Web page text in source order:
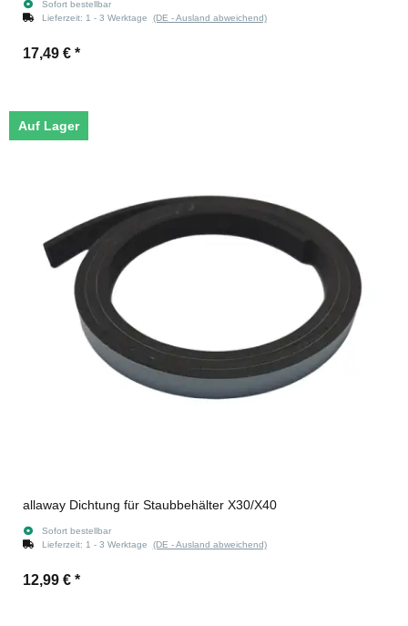
Sofort bestellbar
Lieferzeit: 1 - 3 Werktage (DE - Ausland abweichend)
17,49 € *
Auf Lager
allaway Dichtung für Staubbehälter X30/X40
Sofort bestellbar
Lieferzeit: 1 - 3 Werktage (DE - Ausland abweichend)
12,99 € *